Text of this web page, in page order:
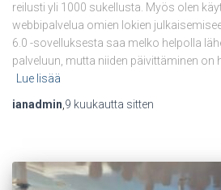
reilusti yli 1000 sukellusta. Myös olen
webbipalvelua omien lokien
6.0 -sovelluksesta saa melko helpolla
palveluun, mutta niiden päivittäminen on
Lue lisää
ianadmin 9 kuukautta sitten